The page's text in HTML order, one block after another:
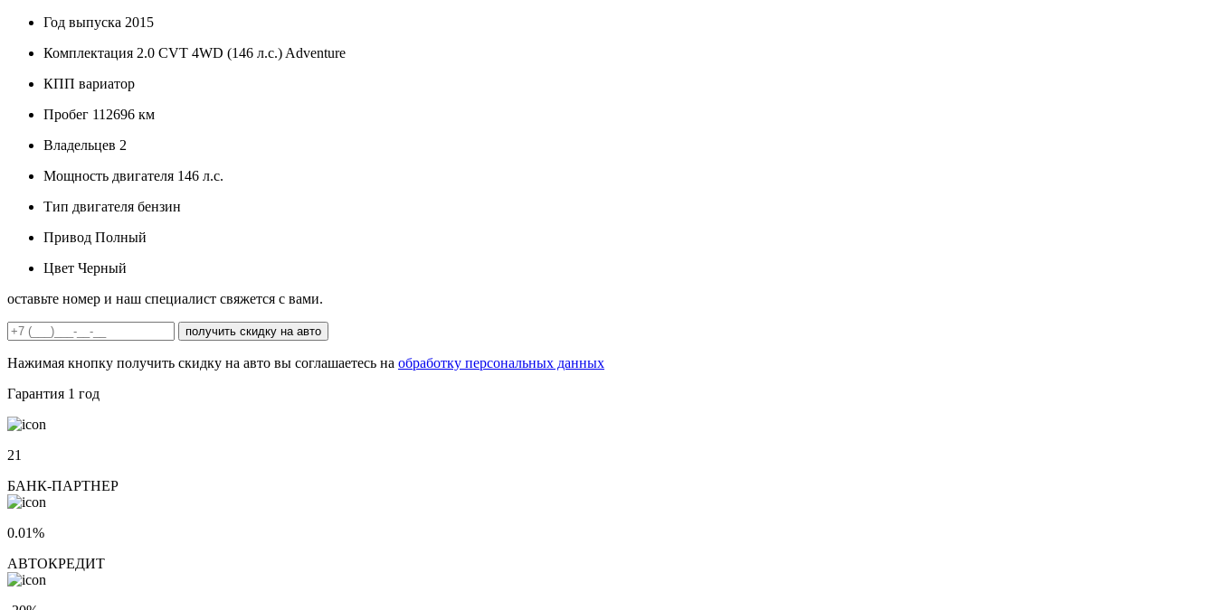
Год выпуска 2015
Комплектация 2.0 CVT 4WD (146 л.с.) Adventure
КПП вариатор
Пробег 112696 км
Владельцев 2
Мощность двигателя 146 л.с.
Тип двигателя бензин
Привод Полный
Цвет Черный
оставьте номер и наш специалист свяжется с вами.
получить скидку на авто
Нажимая кнопку получить скидку на авто вы соглашаетесь на обработку персональных данных
Гарантия 1 год
21
БАНК-ПАРТНЕР
0.01%
АВТОКРЕДИТ